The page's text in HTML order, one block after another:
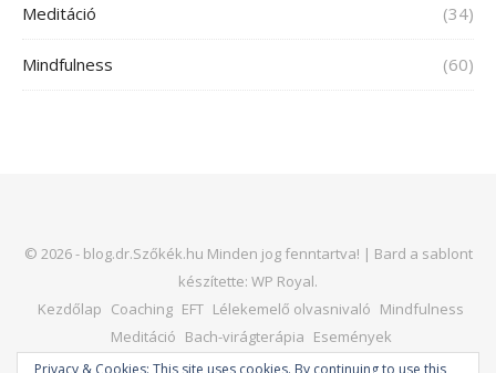
Meditáció (34)
Mindfulness (60)
© 2026 - blog.dr.Szőkék.hu Minden jog fenntartva! | Bard a sablont
készítette: WP Royal.
Kezdőlap Coaching EFT Lélekemelő olvasnivaló Mindfulness
Meditáció Bach-virágterápia Események
Kapcsolat – dr. Horváth Judit Honlap
Privacy & Cookies: This site uses cookies. By continuing to use this